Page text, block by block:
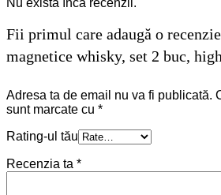
Nu există încă recenzii.
Fii primul care adaugă o
magnetice whisky, set 2 buc,
Adresa ta de email nu va fi publicată.
sunt marcate cu *
Rating-ul tău
Recenzia ta *